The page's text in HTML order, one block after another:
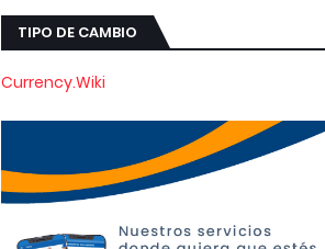
TIPO DE CAMBIO
Currency.Wiki